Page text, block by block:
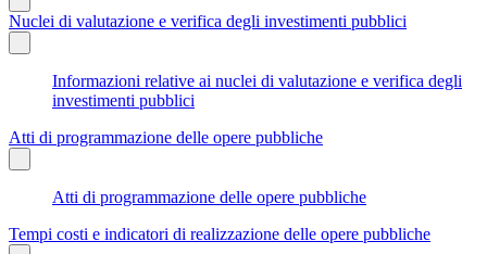
Nuclei di valutazione e verifica degli investimenti pubblici
Informazioni relative ai nuclei di valutazione e verifica degli
investimenti pubblici
Atti di programmazione delle opere pubbliche
Atti di programmazione delle opere pubbliche
Tempi costi e indicatori di realizzazione delle opere pubbliche